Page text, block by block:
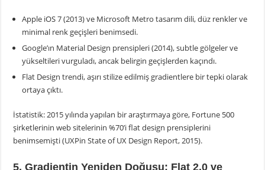
Apple iOS 7 (2013) ve Microsoft Metro tasarım dili, düz renkler ve
minimal renk geçişleri benimsedi.
Google’ın Material Design prensipleri (2014), subtle gölgeler ve
yükseltileri vurguladı, ancak belirgin geçişlerden kaçındı.
Flat Design trendi, aşırı stilize edilmiş gradientlere bir tepki olarak
ortaya çıktı.
İstatistik: 2015 yılında yapılan bir araştırmaya göre, Fortune 500
şirketlerinin web sitelerinin %70’i flat design prensiplerini
benimsemişti (UXPin State of UX Design Report, 2015).
5. Gradientin Yeniden Doğuşu: Flat 2.0 ve